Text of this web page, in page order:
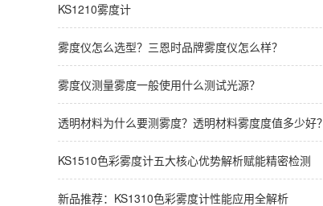
KS1210雾度计
雾度仪怎么选型？三恩时品牌雾度仪怎么样？
雾度仪测量雾度一般使用什么测试光源？
透明材料为什么要测雾度？透明材料雾度度值多少好？
KS1510色彩雾度计五大核心优势解析赋能精密检测
新品推荐：KS1310色彩雾度计性能应用全解析